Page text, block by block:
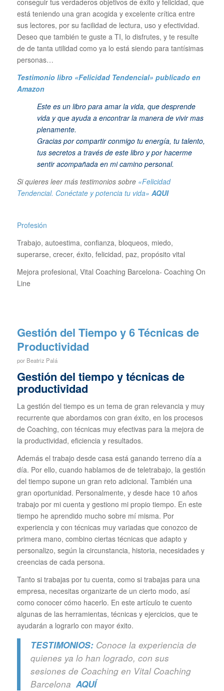
está teniendo una gran acogida y excelente crítica entre
sus lectores, por su facilidad de lectura, uso y efectividad.
Deseo que también te guste a TI, lo disfrutes, y te resulte
de de tanta utilidad como ya lo está siendo para tantísimas
personas…
Testimonio libro «Felicidad Tendencial» publicado en
Amazon
Este es un libro para amar la vida, que desprende
vida y que ayuda a encontrar la manera de vivir mas
plenamente.
Gracias por compartir conmigo tu energía, tu talento,
tus secretos a través de este libro y por hacerme
sentir acompañada en mi camino personal.
Si quieres leer más testimonios sobre «Felicidad
Tendencial. Conéctate y potencia tu vida» AQUI
Profesión
Trabajo, autoestima, confianza, bloqueos, miedo,
superarse, crecer, éxito, felicidad, paz, propósito vital
Mejora profesional, Vital Coaching Barcelona- Coaching On
Line
Gestión del Tiempo y 6 Técnicas de
Productividad
por Beatriz Palá
Gestión del tiempo y técnicas de
productividad
La gestión del tiempo es un tema de gran relevancia y muy
recurrente que abordamos con gran éxito, en los procesos
de Coaching, con técnicas muy efectivas para la mejora de
la productividad, eficiencia y resultados.
Además el trabajo desde casa está ganando terreno día a
día. Por ello, cuando hablamos de de teletrabajo, la gestión
del tiempo supone un gran reto adicional. También una
gran oportunidad. Personalmente, y desde hace 10 años
trabajo por mi cuenta y gestiono mi propio tiempo. En este
tiempo he aprendido mucho sobre mí misma. Por
experiencia y con técnicas muy variadas que conozco de
primera mano, combino ciertas técnicas que adapto y
personalizo, según la circunstancia, historia, necesidades y
creencias de cada persona.
Tanto si trabajas por tu cuenta, como si trabajas para una
empresa, necesitas organizarte de un cierto modo, así
como conocer cómo hacerlo. En este artículo te cuento
algunas de las herramientas, técnicas y ejercicios, que te
ayudarán a lograrlo con mayor éxito.
TESTIMONIOS: Conoce la experiencia de
quienes ya lo han logrado, con sus
sesiones de Coaching en Vital Coaching
Barcelona AQUÍ